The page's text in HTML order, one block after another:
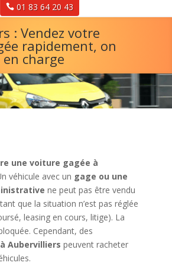
01 83 64 20 43
: Vendez votre
rapidement, on
charge
une voiture gagée à
véhicule avec un gage ou une
ne peut pas être vendu
que la situation n’est pas réglée
leasing en cours, litige). La
Cependant, des
Aubervilliers peuvent racheter